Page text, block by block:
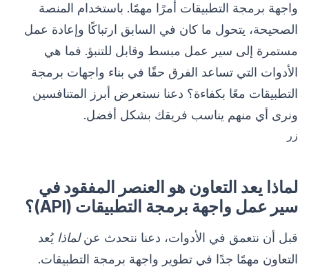
واجهة برمجة التطبيقات أمرًا مهمًا. باستخدام المنصة
الصحيحة، يتحول ما كان في السابق ارتباكًا وإعادة عمل
مستمرة إلى سير عمل مبسط وقابل للتنبؤ. فما هي
الأدوات التي تساعد الفرق حقًا في بناء واجهات برمجة
التطبيقات معًا بكفاءة؟ دعنا نستعرض أبرز المتنافسين
ونرى أي منهم يناسب فريقك بشكل أفضل.
زر
لماذا يعد التعاون هو العنصر المفقود في
سير عمل واجهة برمجة التطبيقات (API)؟
قبل أن نتعمق في الأدوات، دعنا نتحدث عنلماذا يُعد
التعاون مهمًا جدًا في تطوير واجهة برمجة التطبيقات.